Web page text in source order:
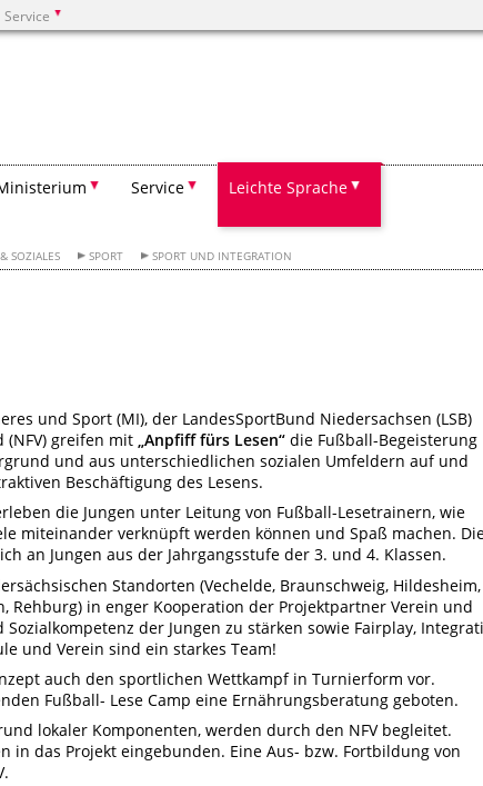
Service
Service Leichte Sprache
SOZIALES SPORT SPORT UND INTEGRATION
und Sport (MI), der LandesSportBund Niedersachsen (LSB)
greifen mit „Anpfiff fürs Lesen“ die Fußball-Begeisterung
und aus unterschiedlichen sozialen Umfeldern auf und
Beschäftigung des Lesens.
die Jungen unter Leitung von Fußball-Lesetrainern, wie
miteinander verknüpft werden können und Spaß machen.
an Jungen aus der Jahrgangsstufe der 3. und 4. Klassen.
Standorten (Vechelde, Braunschweig, Hildesheim,
Rehburg) in enger Kooperation der Projektpartner Verein und
der Jungen zu stärken sowie Fairplay,
und Verein sind ein starkes Team!
auch den sportlichen Wettkampf in Turnierform vor.
Fußball- Lese Camp eine Ernährungsberatung geboten.
lokaler Komponenten, werden durch den NFV begleitet.
in das Projekt eingebunden. Eine Aus- bzw. Fortbildung von